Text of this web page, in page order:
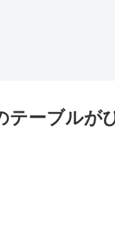
テーブルが